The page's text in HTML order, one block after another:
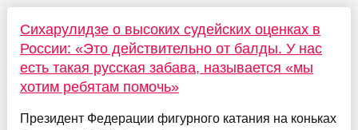
Сихарулидзе о высоких судейских оценках в
России: «Это действительно от балды. У нас
есть такая русская забава, называется «мы
хотим ребятам помочь»
Президент Федерации фигурного катания на коньках